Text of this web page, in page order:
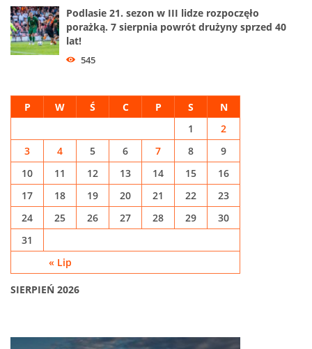
Podlasie 21. sezon w III lidze rozpoczęło
porażką. 7 sierpnia powrót drużyny sprzed 40
lat!
545
SIERPIEŃ 2026
P W Ś C P S N
« Lip
1
2
3
4 5 6 7 8
9
10
11 12 13 14 15
16
17
18 19 20 21 22
23
24
25 26 27 28 29
30
31